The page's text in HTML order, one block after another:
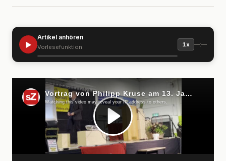
▶
Artikel anhören
Vorlesefunktion 1x —:—